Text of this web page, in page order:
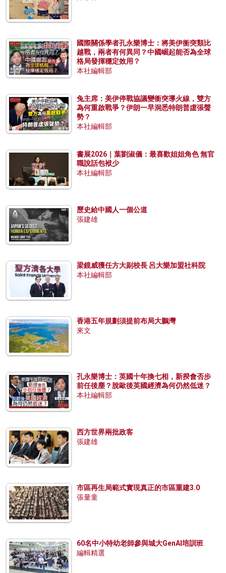
國際關係學者孔永樂博士：將美伊衝突類比
越戰，兩者有何異同？中國崛起能否為全球
格局發揮穩定效用？
本社編輯部
兔主席：美伊停戰協議變衝突導火線，雙方
為何重啟戰爭？伊朗一早洞悉特朗普虛張聲
勢？
本社編輯部
書展2026｜葉劉淑儀：最喜歡姐姐角色 無官
職說話包袱少
本社編輯部
歷史給中國人一個公道
張建雄
梁鏡威獲任方大副校長 呂大樂加盟社科院
本社編輯部
香港五年規劃須提前布局大鵬灣
來文
孔永樂博士：英國十年換七相，新揆會否步
前任後塵？脫歐後英國經濟為何仍然低迷？
本社編輯部
西方世界兩批政客
張建雄
市區再生局範式實現真正的市區重建3.0
張量童
60名中小特幼老師參與城大GenAI培訓班
編輯精選